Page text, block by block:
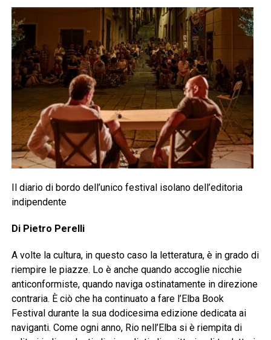
Il diario di bordo dell’unico festival isolano dell’editoria
indipendente
Di Pietro Perelli
A volte la cultura, in questo caso la letteratura, è in grado di
riempire le piazze. Lo è anche quando accoglie nicchie
anticonformiste, quando naviga ostinatamente in direzione
contraria. È ciò che ha continuato a fare l’Elba Book
Festival durante la sua dodicesima edizione dedicata ai
naviganti. Come ogni anno, Rio nell’Elba si è riempita di